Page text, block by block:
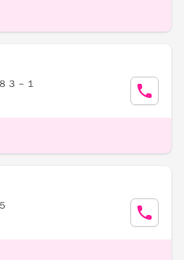
３－１